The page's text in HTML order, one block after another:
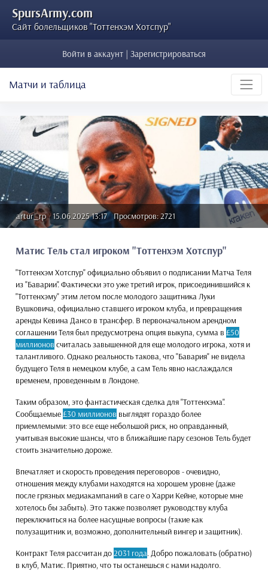
SpursArmy.com
Сайт болельщиков "Тоттенхэм Хотспур"
Войти в аккаунт | Зарегистрироваться
Матчи и таблица
artur_rp 15.06.2025 13:17 Просмотров: 2721
Матис Тель стал игроком "Тоттенхэм Хотспур"
"Тоттенхэм Хотспур" официально объявил о подписании Матча Теля
из "Баварии". Фактически это уже третий игрок, присоединившийся к
"Тоттенхэму" этим летом после молодого защитника Луки
Вушковича, официально ставшего игроком клуба, и превращения
аренды Кевина Дансо в трансфер. В первоначальном арендном
соглашении Теля был предусмотрена опция выкупа, сумма в £50
миллионов считалась завышенной для еще молодого игрока, хотя и
талантливого. Однако реальность такова, что "Бавария" не видела
будущего Теля в немецком клубе, а сам Тель явно наслаждался
временем, проведенным в Лондоне.
Таким образом, это фантастическая сделка для "Тоттенхэма".
Сообщаемые£30 миллионов выглядят гораздо более
приемлемыми: это все еще небольшой риск, но оправданный,
учитывая высокие шансы, что в ближайшие пару сезонов Тель будет
стоить значительно дороже.
Впечатляет и скорость проведения переговоров - очевидно,
отношения между клубами находятся на хорошем уровне (даже
после грязных медиакампаний в саге о Харри Кейне, которые мне
хотелось бы забыть). Это также позволяет руководству клуба
переключиться на более насущные вопросы (такие как
полузащитник и, возможно, дополнительный вингер и защитник).
Контракт Теля рассчитан до2031 года. Добро пожаловать (обратно)
в клуб, Матис. Приятно, что ты останешься с нами надолго.